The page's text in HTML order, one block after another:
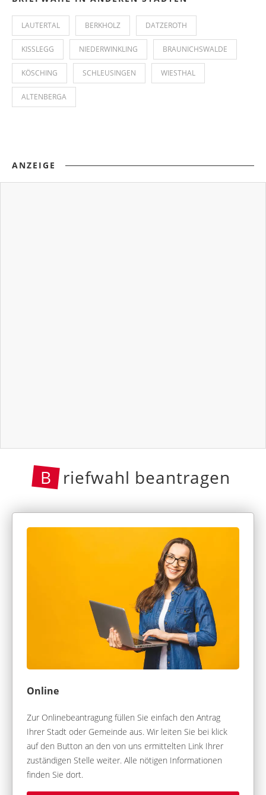
LAUTERTAL BERKHOLZ DATZEROTH
KISSLEGG NIEDERWINKLING BRAUNICHSWALDE
KÖSCHING SCHLEUSINGEN WIESTHAL
ALTENBERGA
ANZEIGE
B riefwahl beantragen
Online
Zur Onlinebeantragung füllen Sie einfach den Antrag
Ihrer Stadt oder Gemeinde aus. Wir leiten Sie bei klick
auf den Button an den von uns ermittelten Link Ihrer
zuständigen Stelle weiter. Alle nötigen Informationen
finden Sie dort.